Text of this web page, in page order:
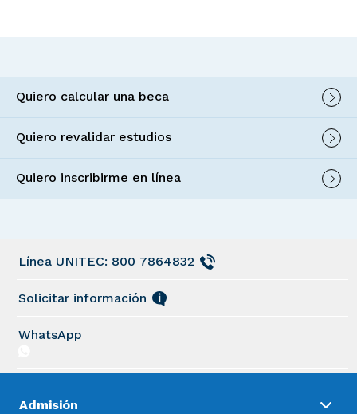
Quiero calcular una beca
Quiero revalidar estudios
Quiero inscribirme en línea
Línea UNITEC: 800 7864832
Solicitar información
WhatsApp
Admisión